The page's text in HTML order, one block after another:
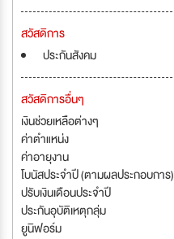
สวัสดิการ
ประกันสังคม
สวัสดิการอื่นๆ
เงินช่วยเหลือต่างๆ
ค่าตำแหน่ง
ค่าอายุงาน
โบนัสประจำปี (ตามผลประกอบการ)
ปรับเงินเดือนประจำปี
ประกันอุบัติเหตุกลุ่ม
ยูนิฟอร์ม